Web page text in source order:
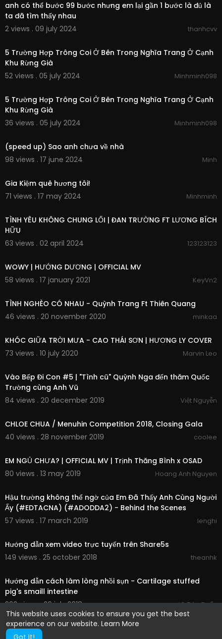
This website uses cookies to ensure you get the best
experience on our website. Learn More
Got It!
anh có thể bước 99 bước nhưng em lại gần 1 bước là đủ là
ta đã tìm thấy nhau
2 views . 09 july 2024
thanhcvv
5 Trường Hợp Trông Coi Ở Bên Trong Nghĩa Trang Ở Cạnh
Khu Rừng Già
52 views . 05 july 2024
Minhminh098
5 Trường Hợp Trông Coi Ở Bên Trong Nghĩa Trang Ở Cạnh
Khu Rừng Già
36 views . 05 july 2024
Minhminh098
(speed up) Sao anh chưa về nhà
98 views . 17 june 2024
Minh
Gia Kiệm quê hương tôi!
71 views . 17 may 2024
Minhminh
TÌNH YÊU KHÔNG CHUNG LỐI | ĐAN TRƯỜNG FT LƯƠNG BÍCH
HỮU
63 views . 02 april 2024
123123123
WOWY | HƯỚNG DƯƠNG | OFFICIAL MV
58 views . 17 january 2021
KeyVn2
TÌNH NGHÈO CÓ NHAU - Quỳnh Trang Ft Thiên Quang
46 views . 20 november 2020
minkaa
KHÓC GIỮA TRỜI MƯA - CAO THÁI SƠN | HƯƠNG LY COVER
73 views . 10 july 2020
Marvin Leo
Vào Bếp Đi Con #5 | "Tình cũ" Quỳnh Nga đến thăm Quốc
Trường cùng Anh Vũ
84 views . 20 december 2019
Việt Nguyễn
CHLOE CHUA / Menuhin Competition 2018, Closing Gala
40 views . 28 november 2019
coolee
EM NGỦ CHƯA? | OFFICIAL MV | Trịnh Thăng Bình x OSAD
80 views . 13 may 2019
Hoang Anh Nguyen
Hậu trường không thể ngờ của Em Đã Thấy Anh Cùng Người
Ấy (#EDTACNA) (#ADODDA2) - Behind the Scenes
57 views . 17 march 2019
lenghi
Hướng dẫn xem video trực tuyến trên Share5s
149 views . 25 october 2018
theanhk
Hướng dẫn cách làm lòng nhồi sụn - Cartilage stuffed
pig's smaill intestine
262 views . 26 july 2018
Lê Đức Duẩn